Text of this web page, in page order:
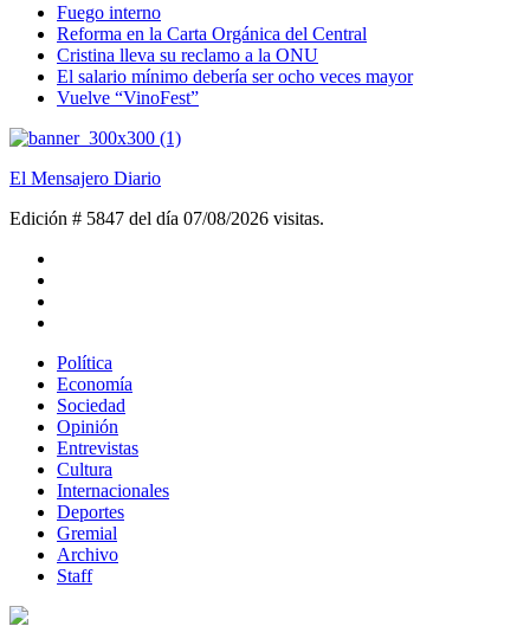
Fuego interno
Reforma en la Carta Orgánica del Central
Cristina lleva su reclamo a la ONU
El salario mínimo debería ser ocho veces mayor
Vuelve “VinoFest”
El Mensajero Diario
Edición # 5847 del día 07/08/2026 visitas.
Política
Economía
Sociedad
Opinión
Entrevistas
Cultura
Internacionales
Deportes
Gremial
Archivo
Staff